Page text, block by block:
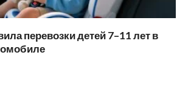
перевозки детей 7–11 лет в